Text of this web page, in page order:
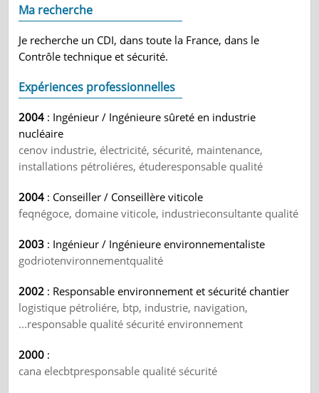
Ma recherche
Je recherche un CDI, dans toute la France, dans le
Contrôle technique et sécurité.
Expériences professionnelles
2004 : Ingénieur / Ingénieure sûreté en industrie
nucléaire
cenov industrie, électricité, sécurité, maintenance,
installations pétroliéres, étuderesponsable qualité
2004 : Conseiller / Conseillère viticole
feqnégoce, domaine viticole, industrieconsultante qualité
2003 : Ingénieur / Ingénieure environnementaliste
godriotenvironnementqualité
2002 : Responsable environnement et sécurité chantier
logistique pétroliére, btp, industrie, navigation,
...responsable qualité sécurité environnement
2000 :
cana elecbtpresponsable qualité sécurité